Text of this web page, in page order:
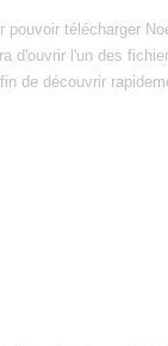
télécharger
d'ouvrir l'un des
de découvrir